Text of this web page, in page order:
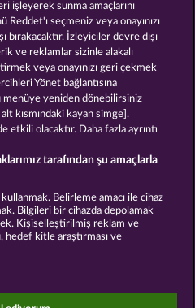
NIGHT WOLVES
Gizlilik Beyanı Künye
Facebook
gönder
eğlence amaçlıdır ve
işleyerek sunma amaçlarını
seçmeniz veya onayınızı
bırakacaktır. İzleyiciler devre dışı
ve reklamlar sizinle alakalı
veya onayınızı geri çekmek
Yönet bağlantısına
menüye yeniden dönebilirsiniz
kısmındaki kayan simge].
etkili olacaktır. Daha fazla ayrıntı
tarafından şu amaçlarla
Belirleme amacı ile cihaz
Bilgileri bir cihazda depolamak
Kişiselleştirilmiş reklam ve
kitle araştırması ve